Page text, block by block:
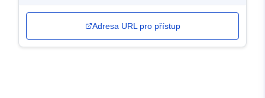
Adresa URL pro přístup